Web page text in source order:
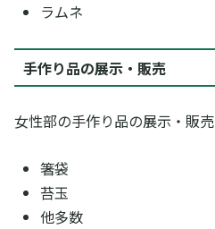
ラムネ
手作り品の展示・販売
女性部の手作り品の展示・販売
箸袋
苔玉
他多数